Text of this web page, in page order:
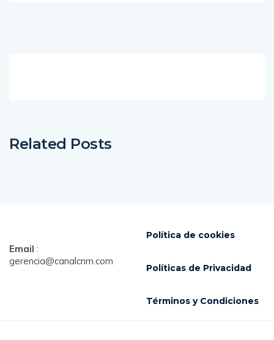
Related Posts
Email :
gerencia@canalcnm.com
Política de cookies
Políticas de Privacidad
Términos y Condiciones